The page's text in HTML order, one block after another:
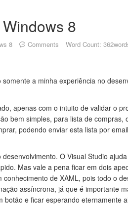
8
8 Comments Word Count:
a minha experiência no
apenas com o intuito de validar o
bem simples, para lista de compras,
podendo enviar esta lista por
O Visual Studio
Mas vale a pena ficar em dois
de XAML, pois todo o
assíncrona, já que é importante
e ficar esperando eternamente